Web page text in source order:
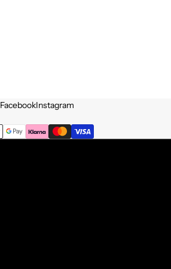
FacebookInstagram